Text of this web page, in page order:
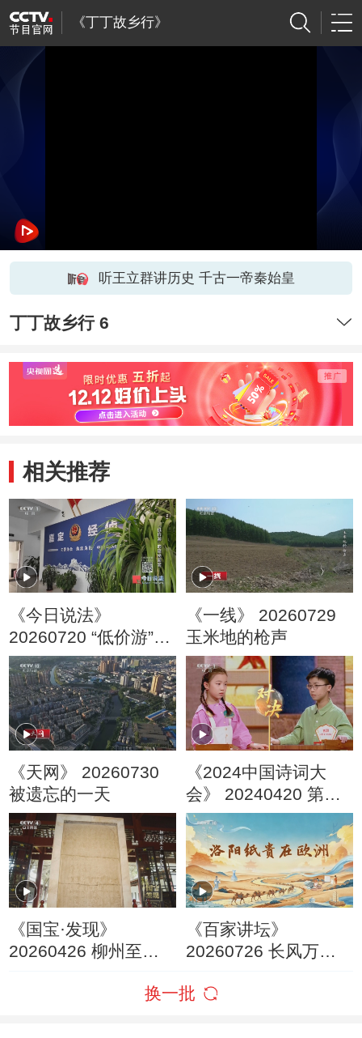
《丁丁故乡行》
听王立群讲历史 千古一帝秦始皇
丁丁故乡行 6
相关推荐
《今日说法》
20260720 “低价游”的
隐秘圈套
《一线》 20260729
玉米地的枪声
《天网》 20260730
被遗忘的一天
《2024中国诗词大
会》 20240420 第七
场 山河
《国宝·发现》
20260426 柳州至宝
《百家讲坛》
20260726 长风万里 5
换一批